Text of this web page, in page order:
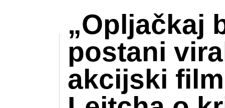
„Opljačkaj
postani
akcijski